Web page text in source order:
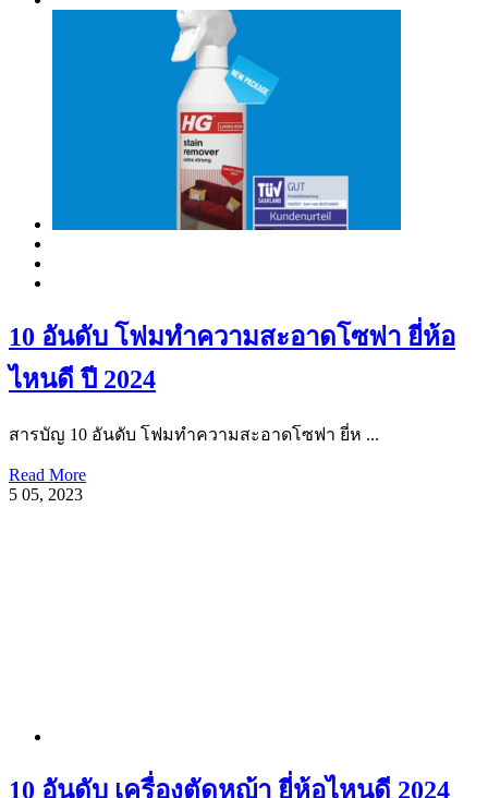
10 อันดับ โฟมทำความสะอาดโซฟา ยี่ห้อ
ไหนดี ปี 2024
สารบัญ 10 อันดับ โฟมทำความสะอาดโซฟา ยี่ห ...
Read More
5 05, 2023
10 อันดับ เครื่องตัดหญ้า ยี่ห้อไหนดี 2024